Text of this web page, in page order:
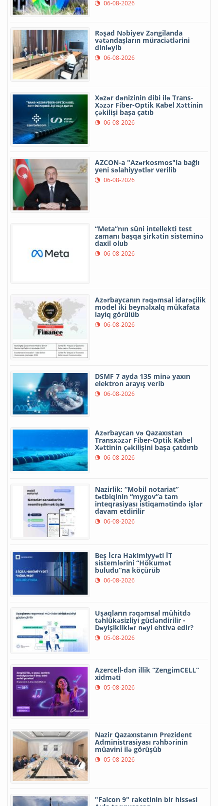
06-08-2026
Rəşad Nəbiyev Zəngilanda
vətəndaşların müraciətlərini
dinləyib
06-08-2026
Xəzər dənizinin dibi ilə Trans-
Xəzər Fiber-Optik Kabel Xəttinin
çəkilişi başa çatıb
06-08-2026
AZCON-a "Azərkosmos"la bağlı
yeni səlahiyyətlər verilib
06-08-2026
“Meta”nın süni intellekti test
zamanı başqa şirkətin sisteminə
daxil olub
06-08-2026
Azərbaycanın rəqəmsal idarəçilik
model iki beynəlxalq mükafata
layiq görülüb
06-08-2026
DSMF 7 ayda 135 minə yaxın
elektron arayış verib
06-08-2026
Azərbaycan və Qazaxıstan
Transxəzər Fiber-Optik Kabel
Xəttinin çəkilişini başa çatdırıb
06-08-2026
Nazirlik: “Mobil notariat”
tətbiqinin “mygov”a tam
inteqrasiyası istiqamətində işlər
davam etdirilir
06-08-2026
Beş İcra Hakimiyyəti İT
sistemlərini “Hökumət
buludu”na köçürüb
06-08-2026
Uşaqların rəqəmsal mühitdə
təhlükəsizliyi gücləndirilir -
Dəyişikliklər nəyi ehtiva edir?
05-08-2026
Azercell-dən illik “ZengimCELL”
xidməti
05-08-2026
Nazir Qazaxıstanın Prezident
Administrasiyası rəhbərinin
müavini ilə görüşüb
05-08-2026
"Falcon 9" raketinin bir hissəsi